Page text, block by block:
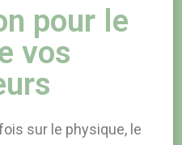
pour le
vos
sur le physique, le